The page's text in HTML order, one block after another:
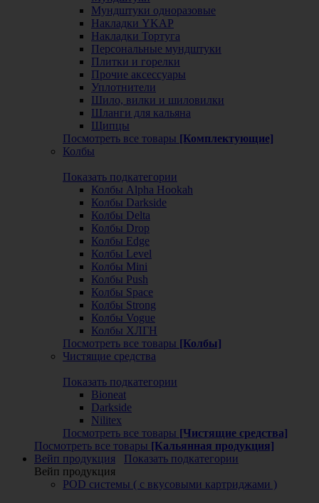
Мундштуки одноразовые
Накладки YKAP
Накладки Тортуга
Персональные мундштуки
Плитки и горелки
Прочие аксессуары
Уплотнители
Шило, вилки и шиловилки
Шланги для кальяна
Щипцы
Посмотреть все товары [Комплектующие]
Колбы
Показать подкатегории
Колбы Alpha Hookah
Колбы Darkside
Колбы Delta
Колбы Drop
Колбы Edge
Колбы Level
Колбы Mini
Колбы Push
Колбы Space
Колбы Strong
Колбы Vogue
Колбы ХЛГН
Посмотреть все товары [Колбы]
Чистящие средства
Показать подкатегории
Bioneat
Darkside
Nilitex
Посмотреть все товары [Чистящие средства]
Посмотреть все товары [Кальянная продукция]
Вейп продукция
Показать подкатегории
Вейп продукция
POD системы ( с вкусовыми картриджами )